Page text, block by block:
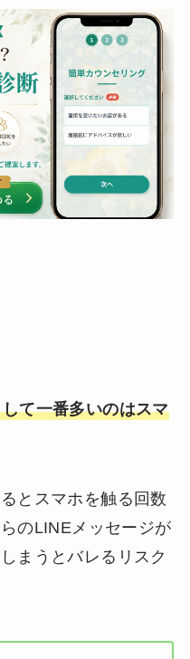
て一番多いのはスマ
とスマホを触る回数
のLINEメッセージが
まうとバレるリスク